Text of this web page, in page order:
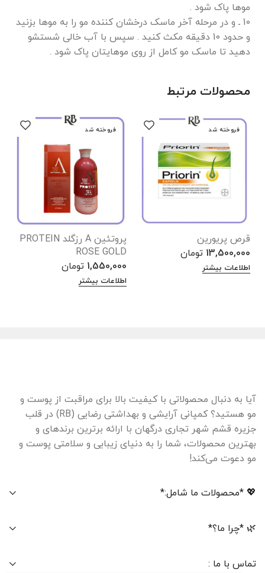
موها پاک شود .
10 ـ و در مرحله آخر ماسک درخشان کننده مو را به موها بزنید
و حدود 10 دقیقه مکث کنید . سپس با آب خالی شستشو
دهید تا ماسک مو کامل از روی موهایتان پاک شود .
محصولات مرتبط
فروخته شد
قرص پریورین
13,500,000 تومان
اطلاعات بیشتر
فروخته شد
پروتئین A رزگلد PROTEIN
ROSE GOLD
1,550,000 تومان
اطلاعات بیشتر
آیا به دنبال محصولاتی با کیفیت بالا برای مراقبت از پوست و
مو هستید؟ کمپانی آرایشی و بهداشتی رضایی (RB) در قلب
جزیره قشم شهر تجاری درگهان با ارائه برترین برندهای و
بهترین محصولات، شما را به دنیای زیبایی و سلامتی پوست و
مو دعوت می‌کند!
💖 *محصولات ما شامل:*
🌿 *چرا ما؟*
تماس با ما :